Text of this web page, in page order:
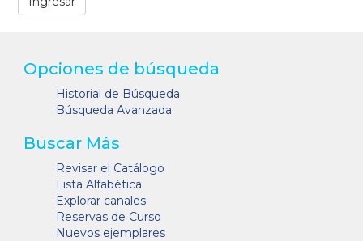
Opciones de búsqueda
Historial de Búsqueda
Búsqueda Avanzada
Buscar Más
Revisar el Catálogo
Lista Alfabética
Explorar canales
Reservas de Curso
Nuevos ejemplares